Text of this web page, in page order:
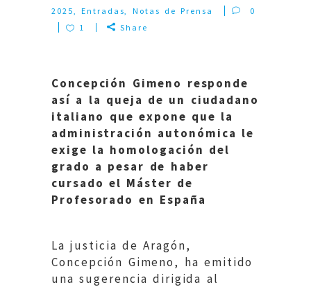
2025,Entradas, Notas de Prensa
0
1
Share
Concepción Gimeno responde
así a la queja de un ciudadano
italiano que expone que la
administración autonómica le
exige la homologación del
grado a pesar de haber
cursado el Máster de
Profesorado en España
La justicia de Aragón,
Concepción Gimeno, ha emitido
una sugerencia dirigida al